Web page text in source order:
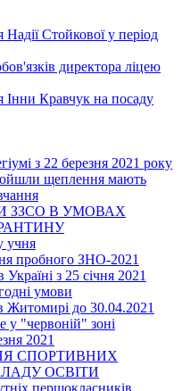
Стойкової у період
директора ліцею
Інни Кравчук на посаду
з 22 березня 2021 року
щеплення мають
ЗЗСО В УМОВАХ
учня
пробного ЗНО-2021
з 25 січня 2021
умови
Житомирі до 30.04.2021
"червоній" зоні
2021
СПОРТИВНИХ
ОСВІТИ
першокласників